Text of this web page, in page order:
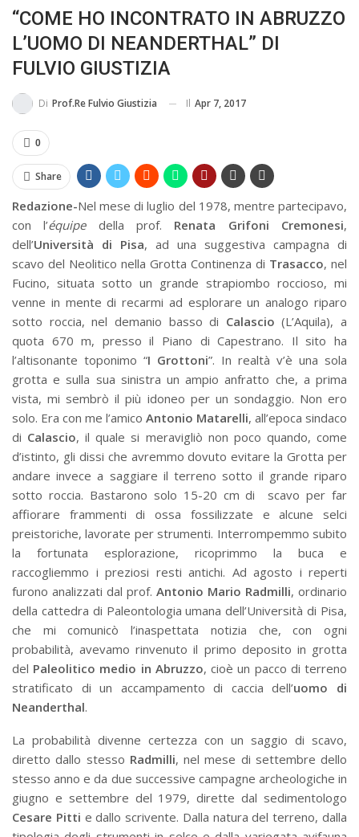
MA...
CIVILE E SOCIALE
“COME HO INCONTRATO IN ABRUZZO
L’UOMO DI NEANDERTHAL” DI
FULVIO GIUSTIZIA
Di Prof.re Fulvio Giustizia Il Apr 7, 2017
0
Share
Redazione-Nel mese di luglio del 1978, mentre partecipavo,
con l’équipedella prof. Renata Grifoni Cremonesi,
dell’Università di Pisa, ad una suggestiva campagna di
scavo del Neolitico nella Grotta Continenza di Trasacco, nel
Fucino, situata sotto un grande strapiombo roccioso, mi
venne in mente di recarmi ad esplorare un analogo riparo
sotto roccia, nel demanio basso di Calascio (L’Aquila), a
quota 670 m, presso il Piano di Capestrano. Il sito ha
l’altisonante toponimo “I Grottoni”. In realtà v’è una sola
grotta e sulla sua sinistra un ampio anfratto che, a prima
vista, mi sembrò il più idoneo per un sondaggio. Non ero
solo. Era con me l’amico Antonio Matarelli, all’epoca sindaco
di Calascio, il quale si meravigliò non poco quando, come
d’istinto, gli dissi che avremmo dovuto evitare la Grotta per
andare invece a saggiare il terreno sotto il grande riparo
sotto roccia. Bastarono solo 15-20 cm di scavo per far
affiorare frammenti di ossa fossilizzate e alcune selci
preistoriche, lavorate per strumenti. Interrompemmo subito
la fortunata esplorazione, ricoprimmo la buca e
raccogliemmo i preziosi resti antichi. Ad agosto i reperti
furono analizzati dal prof. Antonio Mario Radmilli, ordinario
della cattedra di Paleontologia umana dell’Università di Pisa,
che mi comunicò l’inaspettata notizia che, con ogni
probabilità, avevamo rinvenuto il primo deposito in grotta
del Paleolitico medio in Abruzzo, cioè un pacco di terreno
stratificato di un accampamento di caccia dell’uomo
di
Neanderthal.
La probabilità divenne certezza con un saggio di scavo,
diretto dallo stesso Radmilli, nel mese di settembre dello
stesso anno e da due successive campagne archeologiche in
giugno e settembre del 1979, dirette dal sedimentologo
Cesare Pitti e dallo scrivente. Dalla natura del terreno, dalla